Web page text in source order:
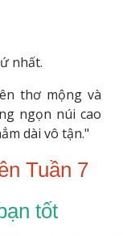
nhất.
thơ mộng và
ngọn núi cao
dài vô tận."
Tuần 7
tốt